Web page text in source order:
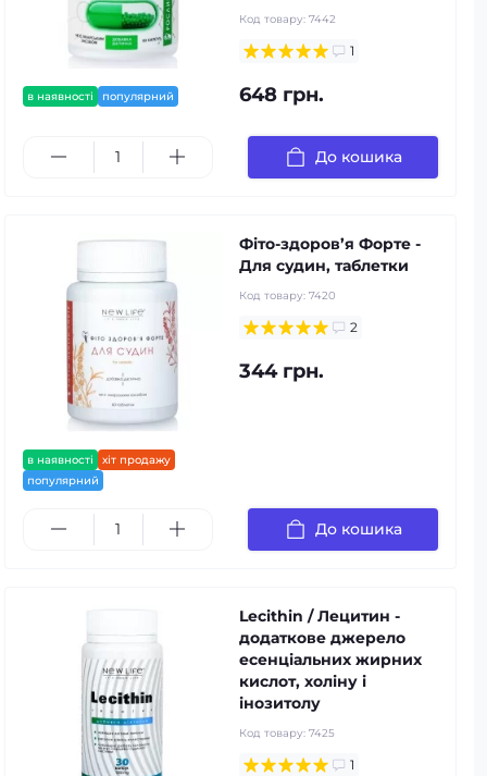
в наявності популярний
Код товару: 7442
1
648 грн.
До кошика
в наявності
хіт продажу
популярний
Фіто-здоров’я Форте -
Для судин, таблетки
Код товару: 7420
2
344 грн.
До кошика
Lecithin / Лецитин -
додаткове джерело
есенціальних жирних
кислот, холіну і
інозитолу
Код товару: 7425
1